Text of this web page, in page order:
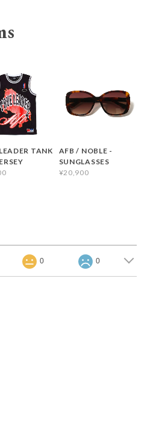
TANK
AFB / NOBLE -
SUNGLASSES
¥20,900
0 0